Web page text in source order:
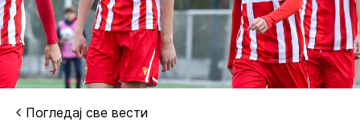
Погледај све вести